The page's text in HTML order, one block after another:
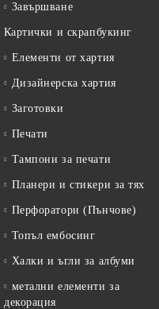
Завършване
Картички и скрапбукинг
Елементи от хартия
Дизайнерска хартия
Заготовки
Печати
Тампони за печати
Планери и стикери за тях
Перфоратори (Пънчове)
Топъл ембосинг
Халки и ъгли за албуми
метални елементи за
декорация